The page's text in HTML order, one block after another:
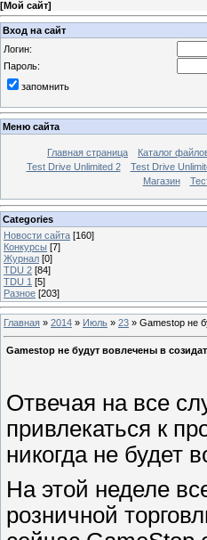
[Мой сайт]
Вход на сайт
Логин:
Пароль:
запомнить
Меню сайта
Главная страница Каталог
Test Drive Unlimited 2
Test Drive
Магазин
Categories
Новости сайта [160]
Конкурсы [7]
Журнал [0]
TDU 2 [84]
TDU 1 [5]
Разное [203]
Главная » 2014 » Июль » 23 » Gamestop не
Gamestop не будут вовлечены в
Отвечая на все
привлекаться к
никогда не будет
На этой неделе
розничной